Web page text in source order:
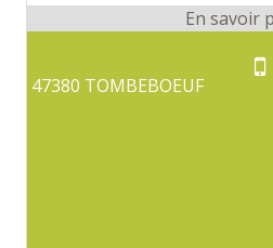
47380 TOMBEBOEUF